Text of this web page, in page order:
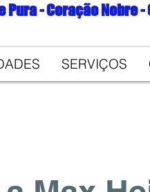
Pura - Coração Nobre -
SERVIÇOS